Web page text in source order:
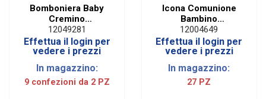
Bomboniera Baby
Cremino
Arcobaleno Rosa
Assortiti
(2PZ)|STOCK
12049281
Effettua il login per
vedere i prezzi
In magazzino:
9 confezioni da 2 PZ
Icona Comunione
Bambino
Bomboniera
12004649
Effettua il login per
vedere i prezzi
In magazzino:
27 PZ